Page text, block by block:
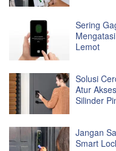
Sering
Lemot
Solusi
Atur
Silinder
Jangan
Smart